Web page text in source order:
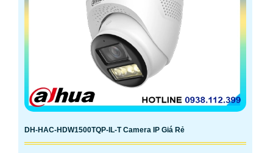
DH-HAC-HDW1500TQP-IL-T Camera IP Giá Rẻ